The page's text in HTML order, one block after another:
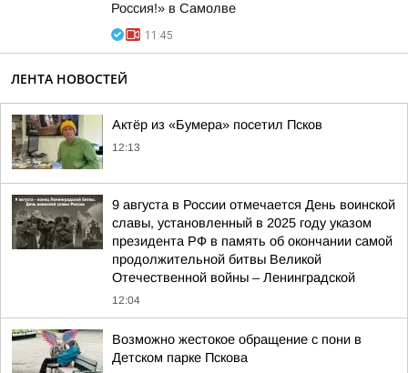
Россия!» в Самолве
11:45
ЛЕНТА НОВОСТЕЙ
Актёр из «Бумера» посетил Псков
12:13
9 августа в России отмечается День воинской
славы, установленный в 2025 году указом
президента РФ в память об окончании самой
продолжительной битвы Великой
Отечественной войны – Ленинградской
12:04
Возможно жестокое обращение с пони в
Детском парке Пскова